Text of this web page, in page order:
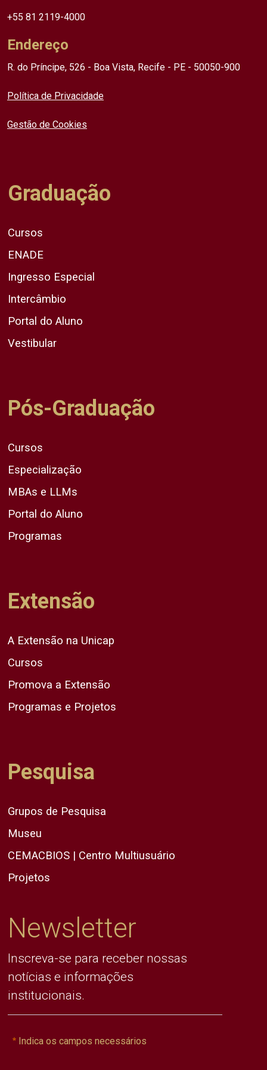
+55 81 2119-4000
Endereço
R. do Príncipe, 526 - Boa Vista, Recife - PE - 50050-900
Política de Privacidade
Gestão de Cookies
Graduação
Cursos
ENADE
Ingresso Especial
Intercâmbio
Portal do Aluno
Vestibular
Pós-Graduação
Cursos
Especialização
MBAs e LLMs
Portal do Aluno
Programas
Extensão
A Extensão na Unicap
Cursos
Promova a Extensão
Programas e Projetos
Pesquisa
Grupos de Pesquisa
Museu
CEMACBIOS | Centro Multiusuário
Projetos
Newsletter
Inscreva-se para receber nossas
notícias e informações
institucionais.
Indica os campos necessários